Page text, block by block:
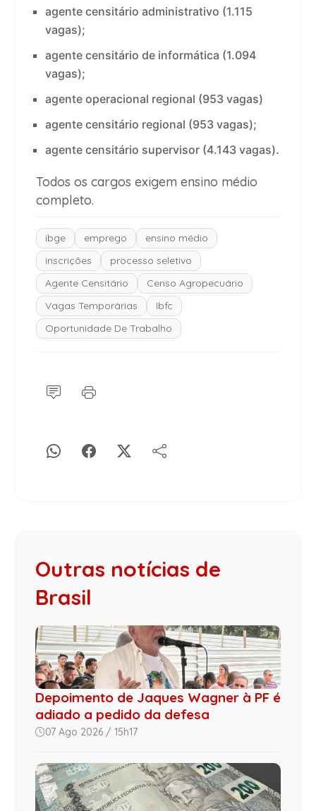
agente censitário administrativo (1.115
vagas);
agente censitário de informática (1.094
vagas);
agente operacional regional (953 vagas)
agente censitário regional (953 vagas);
agente censitário supervisor (4.143 vagas).
Todos os cargos exigem ensino médio
completo.
ibge emprego
ensino médio
inscrições
processo seletivo
Agente Censitário
Censo Agropecuário
Vagas Temporárias
Ibfc
Oportunidade De Trabalho
Outras notícias de
Brasil
Depoimento de Jaques Wagner à PF é
adiado a pedido da defesa
07 Ago 2026 / 15h17